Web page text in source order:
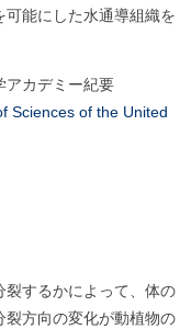
能にした水通導組織を
カデミー紀要
Sciences of the United
するかによって、体の
方向の変化が動植物の